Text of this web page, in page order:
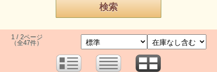
1 / 2ページ
（全47件）